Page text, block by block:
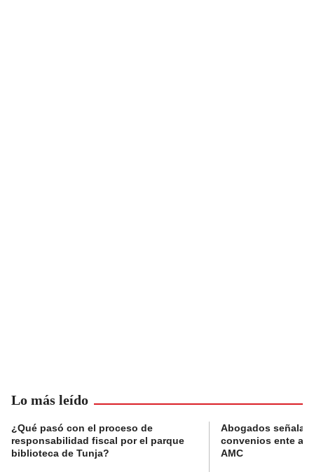
Lo más leído
¿Qué pasó con el proceso de
responsabilidad fiscal por el parque
biblioteca de Tunja?
Abogados
convenios ente
AMC